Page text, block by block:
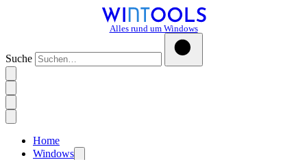
Alles rund um Windows
Suche
Home
Windows